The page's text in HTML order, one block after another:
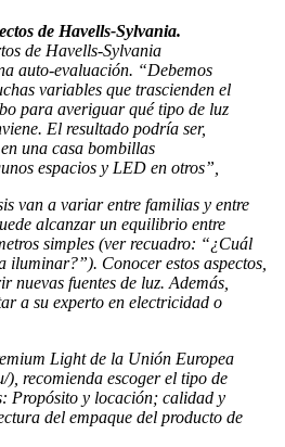
de Havells-Sylvania.
de Havells-Sylvania
auto-evaluación. “Debemos
variables que trascienden el
para averiguar qué tipo de luz
El resultado podría ser,
una casa bombillas
espacios y LED en otros”,
van a variar entre familias y entre
alcanzar un equilibrio entre
simples (ver recuadro: “¿Cuál
iluminar?”). Conocer estos aspectos,
fuentes de luz. Además,
a su experto en electricidad o
Light de la Unión Europea
recomienda escoger el tipo de
Propósito y locación; calidad y
del empaque del producto de